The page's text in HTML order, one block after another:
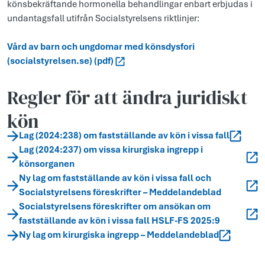
könsbekräftande hormonella behandlingar enbart erbjudas i
undantagsfall utifrån Socialstyrelsens riktlinjer:
Vård av barn och ungdomar med könsdysfori
(socialstyrelsen.se) (pdf)
Regler för att ändra juridiskt
kön
Lag (2024:238) om fastställande av kön i vissa fall
Lag (2024:237) om vissa kirurgiska ingrepp i
könsorganen
Ny lag om fastställande av kön i vissa fall och
Socialstyrelsens föreskrifter – Meddelandeblad
Socialstyrelsens föreskrifter om ansökan om
fastställande av kön i vissa fall HSLF-FS 2025:9
Ny lag om kirurgiska ingrepp – Meddelandeblad